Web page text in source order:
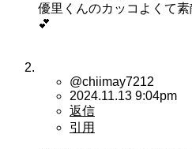
優里くんのカッコよくて
💕
@chiimay7212
2024.11.13 9:04pm
返信
引用